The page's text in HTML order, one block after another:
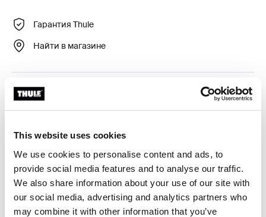
This website uses cookies
We use cookies to personalise content and ads, to
provide social media features and to analyse our traffic.
We also share information about your use of our site with
our social media, advertising and analytics partners who
may combine it with other information that you’ve
Гарантия Thule
Найти в магазине
Пристройка Thule Approach увеличивает
пространство вашей крыши палатки, чтобы у вас
приготовления пищи, отдыха и хранения
снаряжения. Это отличное укрытие от солнца,
дождя или насекомых, и его можно использовать
как место для сна детей. В качестве бонуса, две
двери можно закатать, чтобы превратить
пристройку в навес.